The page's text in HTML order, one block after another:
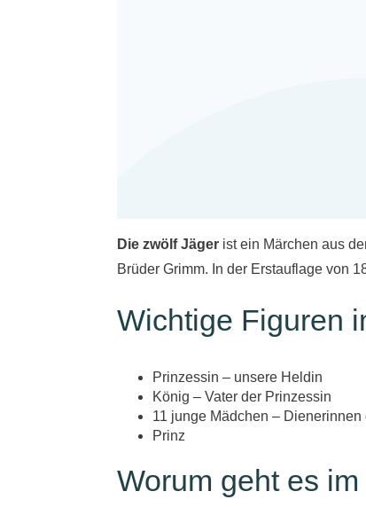
Die zwölf Jäger ist ein Märchen aus
Brüder Grimm. In der Erstauflage von
Wichtige Figuren
Prinzessin – unsere Heldin
König – Vater der Prinzessin
11 junge Mädchen – Dienerinnen
Prinz
Worum geht es